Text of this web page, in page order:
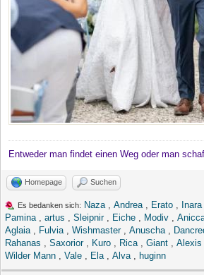
Entweder man findet einen Weg oder man
Homepage Suchen
Es bedanken sich: Naza, Andrea, Erato , Inara
Pamina, artus , Sleipnir, Eiche , Modiv ,
Aglaia, Fulvia, Wishmaster, Anuscha,
Rahanas , Saxorior, Kuro , Rica, Giant , Alexis
Wilder Mann , Vale , Ela, Alva, huginn